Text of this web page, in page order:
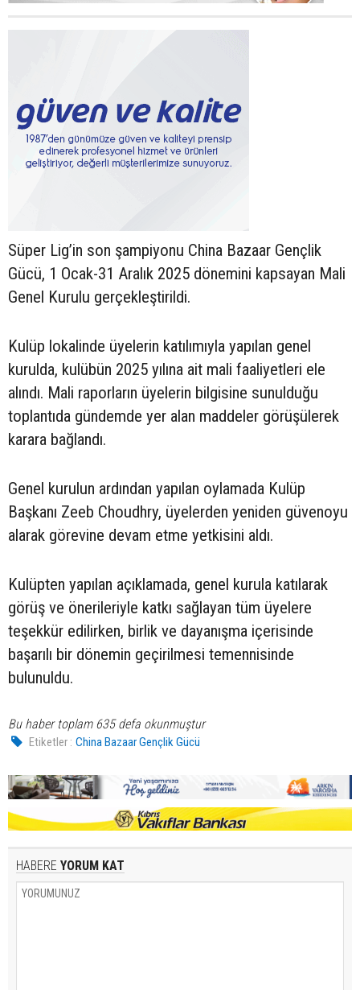
Süper Lig’in son şampiyonu China Bazaar Gençlik
Gücü, 1 Ocak-31 Aralık 2025 dönemini kapsayan Mali
Genel Kurulu gerçekleştirildi.
Kulüp lokalinde üyelerin katılımıyla yapılan genel
kurulda, kulübün 2025 yılına ait mali faaliyetleri ele
alındı. Mali raporların üyelerin bilgisine sunulduğu
toplantıda gündemde yer alan maddeler görüşülerek
karara bağlandı.
Genel kurulun ardından yapılan oylamada Kulüp
Başkanı Zeeb Choudhry, üyelerden yeniden güvenoyu
alarak görevine devam etme yetkisini aldı.
Kulüpten yapılan açıklamada, genel kurula katılarak
görüş ve önerileriyle katkı sağlayan tüm üyelere
teşekkür edilirken, birlik ve dayanışma içerisinde
başarılı bir dönemin geçirilmesi temennisinde
bulunuldu.
Bu haber toplam 635 defa okunmuştur
Etiketler : China Bazaar Gençlik Gücü
HABERE YORUM KAT